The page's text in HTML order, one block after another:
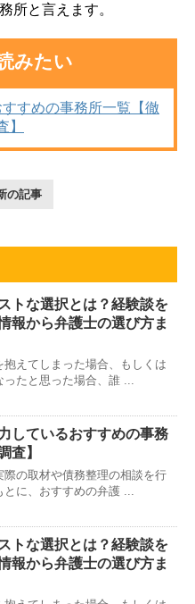
所と言えます。
みたい
すめの事務所一覧【徹
】
の記事
トな選択とは？経験談を
報から弁護士の選び方ま
抱えてしまった場合、もしくは
たと思った場合、誰 ...
しているおすすめの事務
査】
際の取材や債務整理の相談を行
に、おすすめの弁護 ...
トな選択とは？経験談を
報から弁護士の選び方ま